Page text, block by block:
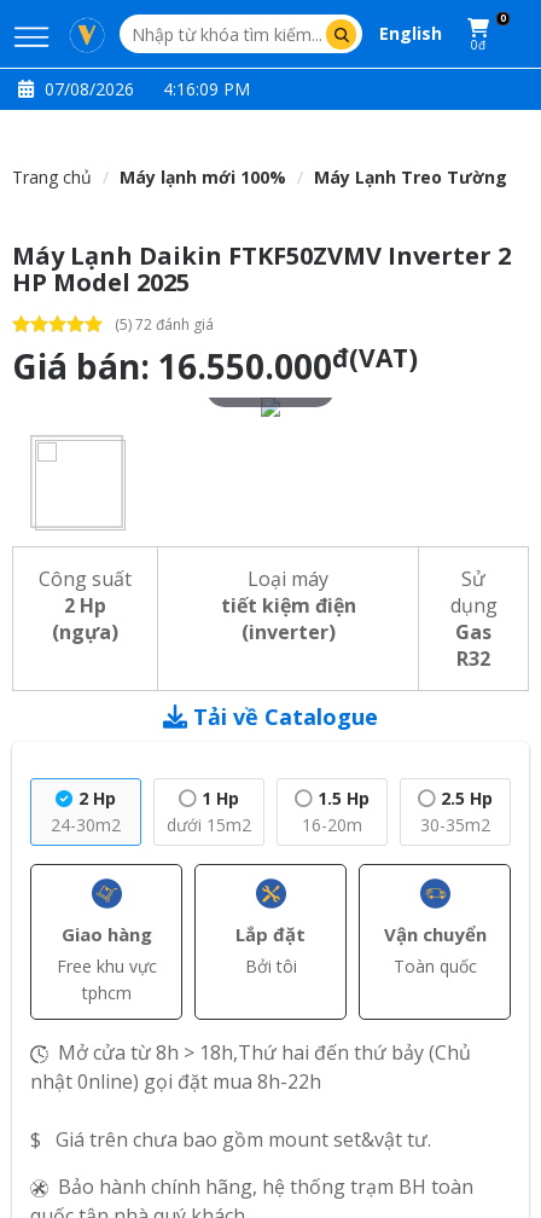
English
0
0đ
07/08/2026 4:16:10 PM
Trang chủ Máy lạnh mới 100% Máy Lạnh Treo Tường
Máy Lạnh Daikin FTKF50ZVMV Inverter 2
HP Model 2025
(5) 72 đánh giá
Giá bán: 16.550.000đ(VAT)
Công suất
2 Hp
(ngựa)
Loại máy
tiết kiệm điện
(inverter)
Sử
dụng
Gas
R32
Tải về Catalogue
2 Hp
24-30m2
1 Hp
dưới 15m2
1.5 Hp
16-20m
2.5 Hp
30-35m2
Giao hàng
Free khu vực
tphcm
Lắp đặt
Bởi tôi
Vận chuyển
Toàn quốc
Mở cửa từ 8h > 18h,Thứ hai đến thứ bảy (Chủ
nhật 0nline) gọi đặt mua 8h-22h
$ Giá trên chưa bao gồm mount set&vật tư.
Bảo hành chính hãng, hệ thống trạm BH toàn